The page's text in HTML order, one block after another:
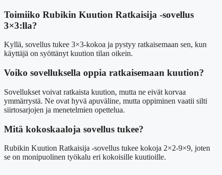
Toimiiko Rubikin Kuution Ratkaisija -sovellus
3×3:lla?
Kyllä, sovellus tukee 3×3-kokoa ja pystyy ratkaisemaan sen, kun
käyttäjä on syöttänyt kuution tilan oikein.
Voiko sovelluksella oppia ratkaisemaan kuution?
Sovellukset voivat ratkaista kuution, mutta ne eivät korvaa
ymmärrystä. Ne ovat hyvä apuväline, mutta oppiminen vaatii silti
siirtosarjojen ja menetelmien opettelua.
Mitä kokoskaaloja sovellus tukee?
Rubikin Kuution Ratkaisija -sovellus tukee kokoja 2×2-9×9, joten
se on monipuolinen työkalu eri kokoisille kuutioille.